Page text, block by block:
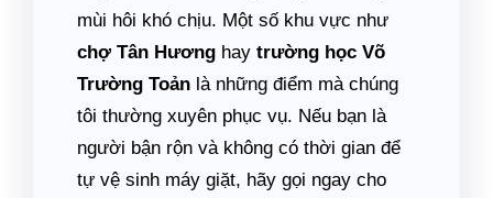
mùi hôi khó chịu. Một số khu vực như
chợ Tân Hương hay trường học Võ
Trường Toản là những điểm mà chúng
tôi thường xuyên phục vụ. Nếu bạn là
người bận rộn và không có thời gian để
tự vệ sinh máy giặt, hãy gọi ngay cho